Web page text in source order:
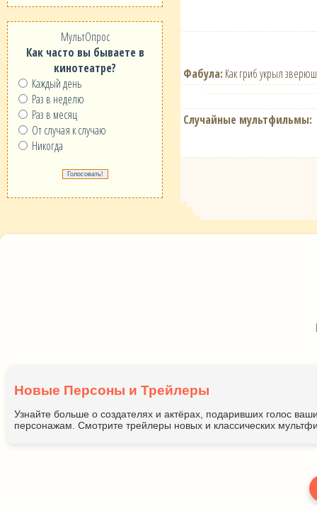
МультОпрос
Как часто вы бываете в
кинотеатре?
Каждый день
Раз в неделю
Раз в месяц
От случая к случаю
Никогда
Фабула: Как гриб укрыл
Случайные мультфильмы:
Новые Персоны и Трейлеры
Узнайте больше о создателях и актёрах, подаривших голос
персонажам. Смотрите трейлеры новых и классических